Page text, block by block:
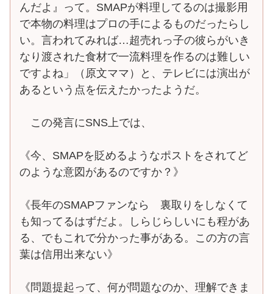
んだよ』って。SMAPが料理してるのは撮影用
で本物の料理はプロの手によるものだったらし
い。言われてみれば…超売れっ子の彼らがいき
なり渡された食材で一流料理を作るのは難しい
ですよね」（原文ママ）と、テレビには演出が
あるという点を伝えたかったようだ。
この発言にSNS上では、
《今、SMAPを貶めるようなポストをされてど
のような意図があるのですか？》
《長年のSMAPファンなら 裏取りをしなくて
も知ってるはずだよ。しらじらしいにも程があ
る、でもこれで分かった事がある。この方の言
葉は信用出来ない》
《問題提起って、何が問題なのか、理解できま